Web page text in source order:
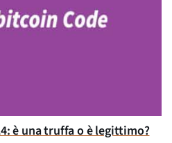
è una truffa o è legittimo?